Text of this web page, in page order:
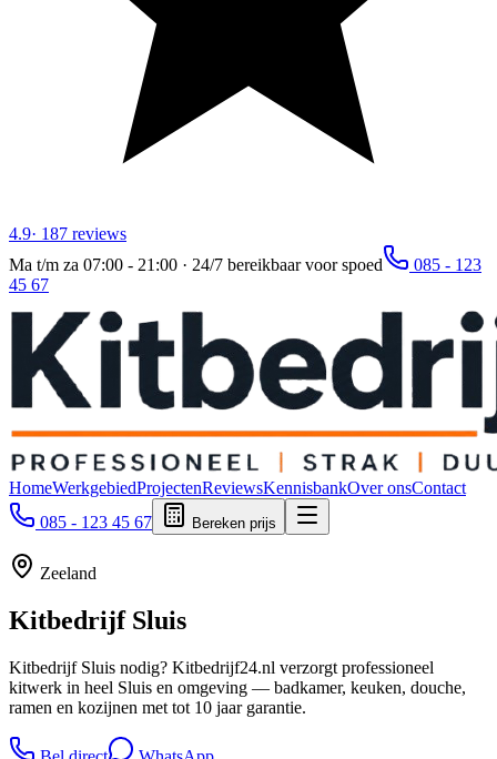
4.9· 187 reviews
Ma t/m za 07:00 - 21:00 · 24/7 bereikbaar voor spoed
085 - 123
45 67
HomeWerkgebiedProjectenReviewsKennisbankOver onsContact
085 - 123 45 67
Bereken prijs
Zeeland
Kitbedrijf Sluis
Kitbedrijf Sluis nodig? Kitbedrijf24.nl verzorgt professioneel
kitwerk in heel Sluis en omgeving — badkamer, keuken, douche,
ramen en kozijnen met tot 10 jaar garantie.